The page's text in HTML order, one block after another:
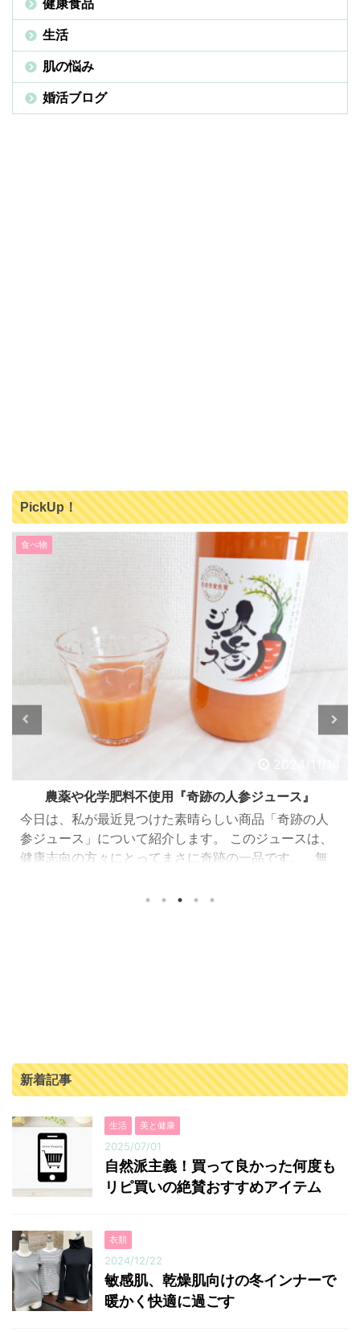
生活
肌の悩み
婚活ブログ
PickUp！
食べ物
農薬や化学肥料不使用『奇跡の人参ジュース』
今日は、私が最近見つけた素晴らしい商品「奇跡の人
参ジュース」について紹介します。 このジュースは、
健康志向の方々にとってまさに奇跡の一品です。 無
「奇跡の人参ジュース」は、出入口崇仁農園で育てら
新着記事
生活 美と健康
2025/07/01
自然派主義！買って良かった何度も
リピ買いの絶賛おすすめアイテム
衣類
2024/12/22
敏感肌、乾燥肌向けの冬インナーで
暖かく快適に過ごす